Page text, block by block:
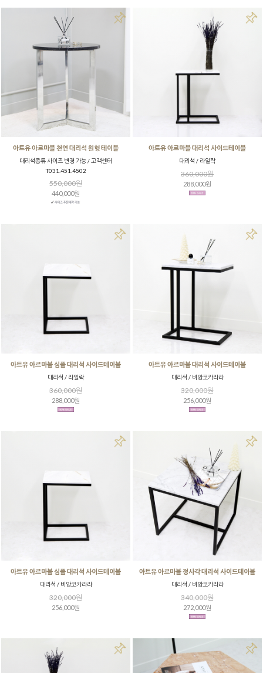
아트유 아르마블 천연 대리석 원형 테이블
대리석종류 사이즈 변경 가능 / 고객센터
T031.451.4502
550,000원
440,000원
아트유 아르마블 대리석 사이드테이블
대리석 / 라일락
360,000원
288,000원
아트유 아르마블 심플 대리석 사이드테이블
대리석 / 라일락
360,000원
288,000원
아트유 아르마블 대리석 사이드테이블
대리석 / 비앙코카라라
320,000원
256,000원
아트유 아르마블 심플 대리석 사이드테이블
대리석 / 비앙코카라라
320,000원
256,000원
아트유 아르마블 정사각 대리석 사이드테이블
대리석 / 비앙코카라라
340,000원
272,000원